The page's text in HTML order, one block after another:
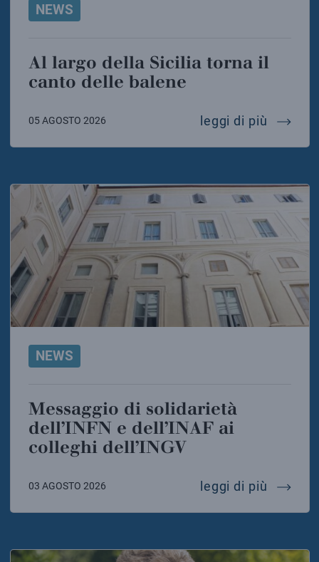
NEWS
Al largo della Sicilia torna il
canto delle balene
05 AGOSTO 2026 leggi di più al
NEWS
Messaggio di solidarietà
dell’INFN e dell’INAF ai
colleghi dell’INGV
03 AGOSTO 2026 leggi di più